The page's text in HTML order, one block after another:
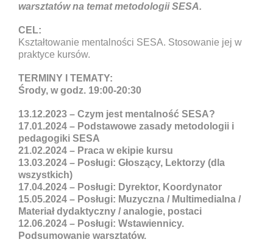
warsztatów na temat metodologii SESA.
CEL:
Kształtowanie mentalności SESA. Stosowanie jej w
praktyce kursów.
TERMINY I TEMATY:
Środy, w godz. 19:00-20:30
13.12.2023 – Czym jest mentalność SESA?
17.01.2024 – Podstawowe zasady metodologii i
pedagogiki SESA
21.02.2024 – Praca w ekipie kursu
13.03.2024 – Posługi: Głoszący, Lektorzy (dla
wszystkich)
17.04.2024 – Posługi: Dyrektor, Koordynator
15.05.2024 – Posługi: Muzyczna / Multimedialna /
Materiał dydaktyczny / analogie, postaci
12.06.2024 – Posługi: Wstawiennicy.
Podsumowanie warsztatów.